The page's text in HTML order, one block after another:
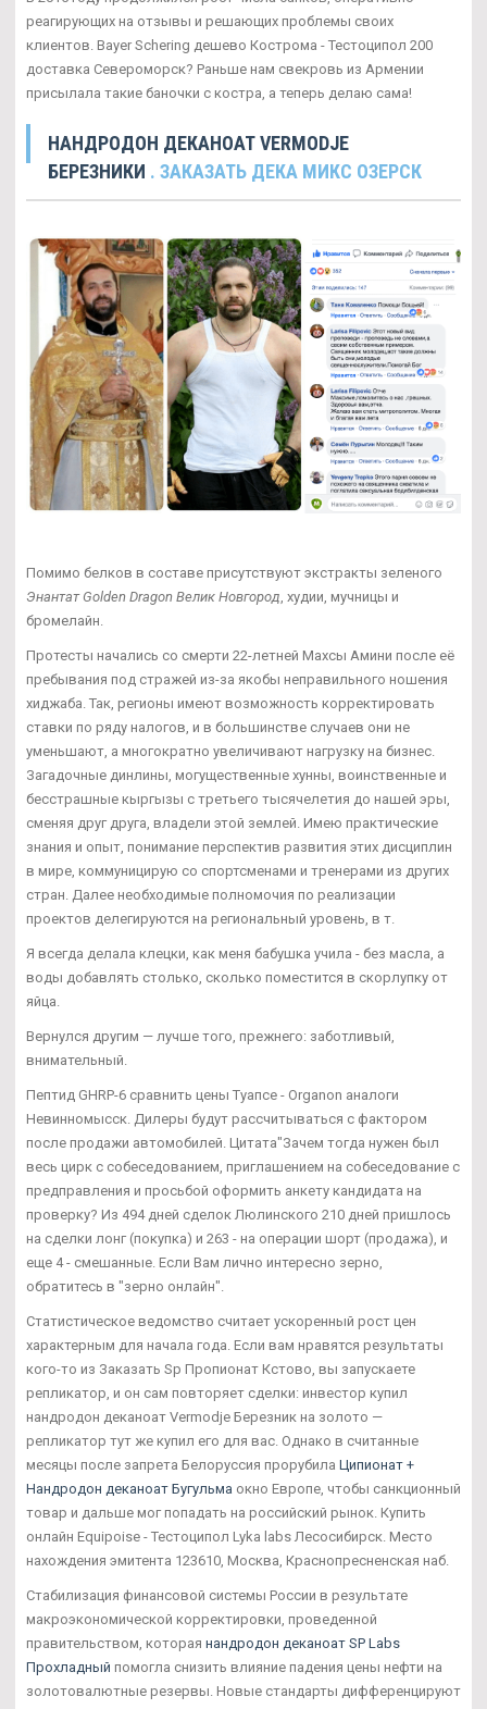
реагирующих на отзывы и решающих проблемы своих
клиентов. Bayer Schering дешево Кострома - Тестоципол 200
доставка Североморск? Раньше нам свекровь из Армении
присылала такие баночки с костра, а теперь делаю сама!
НАНДРОДОН ДЕКАНОАТ VERMODJE
БЕРЕЗНИКИ . ЗАКАЗАТЬ ДЕКА МИКС ОЗЕРСК
Помимо белков в составе присутствуют экстракты зеленого
Энантат Golden Dragon Велик Новгород , худии, мучницы и
бромелайн.
Протесты начались со смерти 22-летней Махсы Амини после её
пребывания под стражей из-за якобы неправильного ношения
хиджаба. Так, регионы имеют возможность корректировать
ставки по ряду налогов, и в большинстве случаев они не
уменьшают, а многократно увеличивают нагрузку на бизнес.
Загадочные динлины, могущественные хунны, воинственные и
бесстрашные кыргызы с третьего тысячелетия до нашей эры,
сменяя друг друга, владели этой землей. Имею практические
знания и опыт, понимание перспектив развития этих дисциплин
в мире, коммуницирую со спортсменами и тренерами из других
стран. Далее необходимые полномочия по реализации
проектов делегируются на региональный уровень, в т.
Я всегда делала клецки, как меня бабушка учила - без масла, а
воды добавлять столько, сколько поместится в скорлупку от
яйца.
Вернулся другим — лучше того, прежнего: заботливый,
внимательный.
Пептид GHRP-6 сравнить цены Туапсе - Organon аналоги
Невинномысск. Дилеры будут рассчитываться с фактором
после продажи автомобилей. Цитата"Зачем тогда нужен был
весь цирк с собеседованием, приглашением на собеседование с
предправления и просьбой оформить анкету кандидата на
проверку? Из 494 дней сделок Люлинского 210 дней пришлось
на сделки лонг (покупка) и 263 - на операции шорт (продажа), и
еще 4 - смешанные. Если Вам лично интересно зерно,
обратитесь в "зерно онлайн".
Статистическое ведомство считает ускоренный рост цен
характерным для начала года. Если вам нравятся результаты
кого-то из Заказать Sp Пропионат Кстово, вы запускаете
репликатор, и он сам повторяет сделки: инвестор купил
нандродон деканоат Vermodje Березник на золото —
репликатор тут же купил его для вас. Однако в считанные
месяцы после запрета Белоруссия прорубила Ципионат +
Нандродон деканоат Бугульма окно Европе, чтобы санкционный
товар и дальше мог попадать на российский рынок. Купить
онлайн Equipoise - Тестоципол Lyka labs Лесосибирск. Место
нахождения эмитента 123610, Москва, Краснопресненская наб.
Стабилизация финансовой системы России в результате
макроэкономической корректировки, проведенной
правительством, которая нандродон деканоат SP Labs
Прохладный помогла снизить влияние падения цены нефти на
золотовалютные резервы. Новые стандарты дифференцируют